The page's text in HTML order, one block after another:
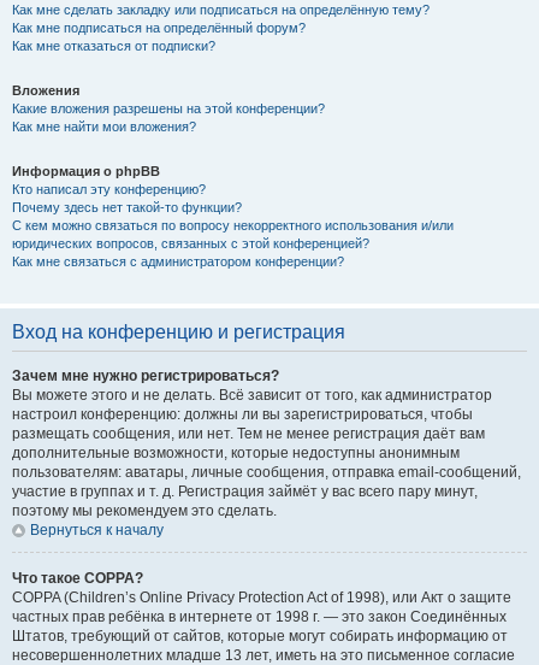
Как мне сделать закладку или подписаться на определённую тему?
Как мне подписаться на определённый форум?
Как мне отказаться от подписки?
Вложения
Какие вложения разрешены на этой конференции?
Как мне найти мои вложения?
Информация о phpBB
Кто написал эту конференцию?
Почему здесь нет такой-то функции?
С кем можно связаться по вопросу некорректного использования и/или
юридических вопросов, связанных с этой конференцией?
Как мне связаться с администратором конференции?
Вход на конференцию и регистрация
Зачем мне нужно регистрироваться?
Вы можете этого и не делать. Всё зависит от того, как администратор
настроил конференцию: должны ли вы зарегистрироваться, чтобы
размещать сообщения, или нет. Тем не менее регистрация даёт вам
дополнительные возможности, которые недоступны анонимным
пользователям: аватары, личные сообщения, отправка email-сообщений,
участие в группах и т. д. Регистрация займёт у вас всего пару минут,
поэтому мы рекомендуем это сделать.
Вернуться к началу
Что такое COPPA?
COPPA (Children’s Online Privacy Protection Act of 1998), или Акт о защите
частных прав ребёнка в интернете от 1998 г. — это закон Соединённых
Штатов, требующий от сайтов, которые могут собирать информацию от
несовершеннолетних младше 13 лет, иметь на это письменное согласие